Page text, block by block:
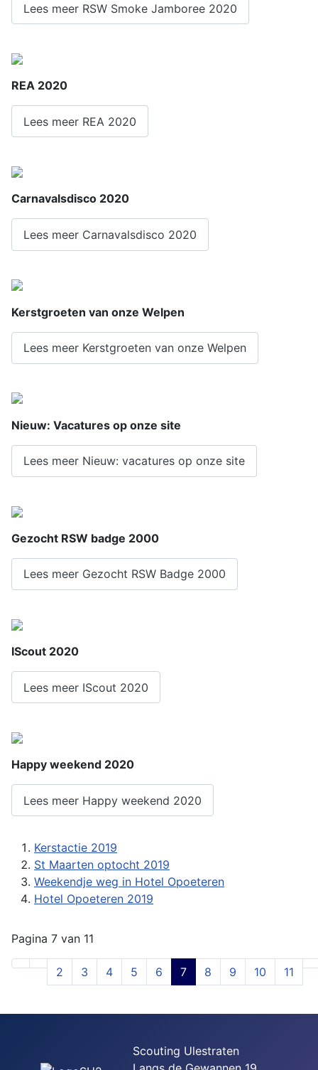
Lees meer RSW Smoke Jamboree 2020
REA 2020
Lees meer REA 2020
Carnavalsdisco 2020
Lees meer Carnavalsdisco 2020
Kerstgroeten van onze Welpen
Lees meer Kerstgroeten van onze Welpen
Nieuw: Vacatures op onze site
Lees meer Nieuw: vacatures op onze site
Gezocht RSW badge 2000
Lees meer Gezocht RSW Badge 2000
IScout 2020
Lees meer IScout 2020
Happy weekend 2020
Lees meer Happy weekend 2020
Kerstactie 2019
St Maarten optocht 2019
Weekendje weg in Hotel Opoeteren
Hotel Opoeteren 2019
Pagina 7 van 11
2 3 4 5 6 7 8 9 10 11
Scouting Ulestraten